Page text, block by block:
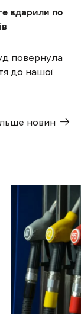
вдарили по
повернула
до нашої
новин